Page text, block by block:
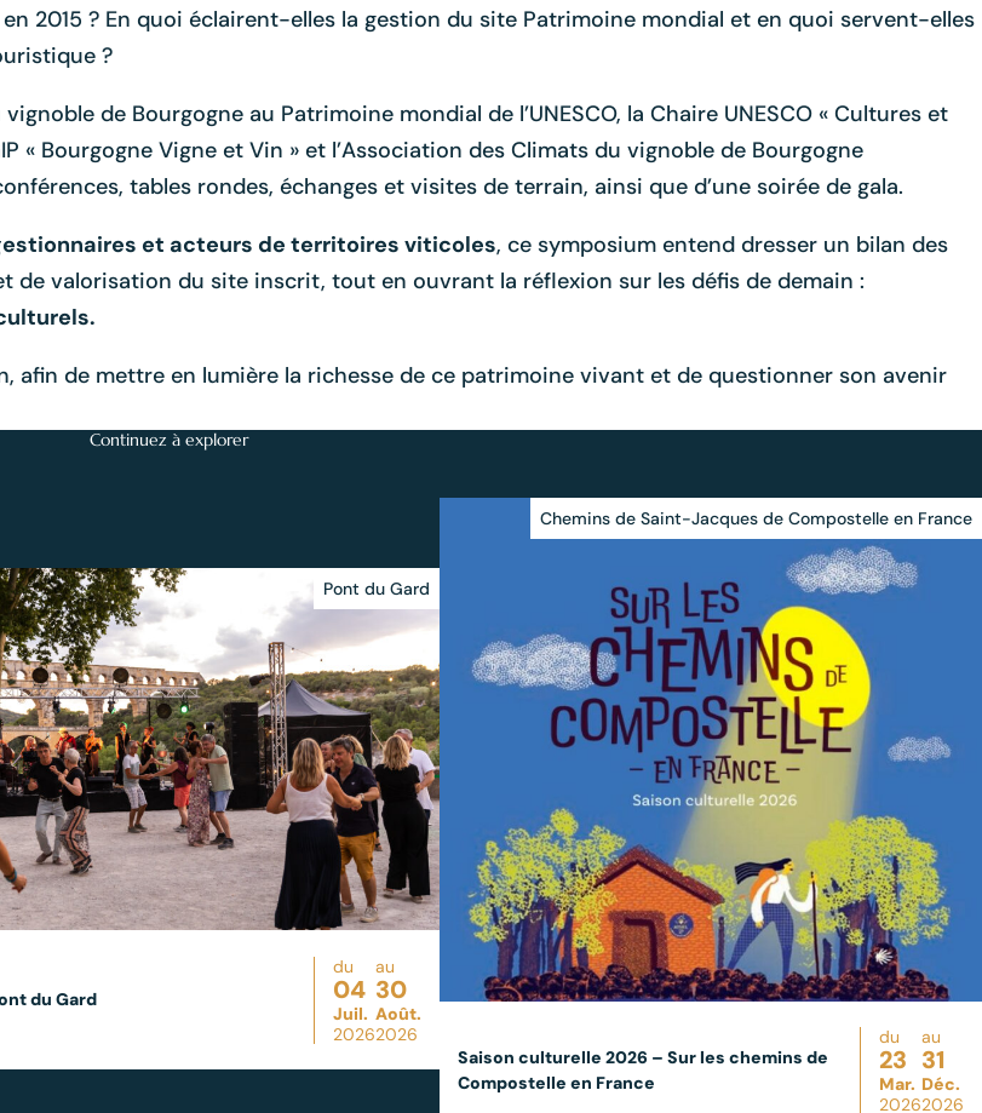
2015 ? En quoi éclairent-elles la gestion du site Patrimoine mondial et en quoi servent-elles
?
de Bourgogne au Patrimoine mondial de l’UNESCO, la Chaire UNESCO « Cultures et
« Bourgogne Vigne et Vin » et l’Association des Climats du vignoble de Bourgogne
tables rondes, échanges et visites de terrain, ainsi que d’une soirée de gala.
et acteurs de territoires viticoles, ce symposium entend dresser un bilan des
de valorisation du site inscrit, tout en ouvrant la réflexion sur les défis de demain :
afin de mettre en lumière la richesse de ce patrimoine vivant et de questionner son avenir
Continuez à explorer
Pont du Gard
du Gard
du
04
Juil.
2026
au
30
Août.
2026
Chemins de Saint-Jacques de Compostelle en France
Saison culturelle 2026 – Sur les chemins de
Compostelle en France
du
23
Mar.
2026
au
31
Déc.
2026